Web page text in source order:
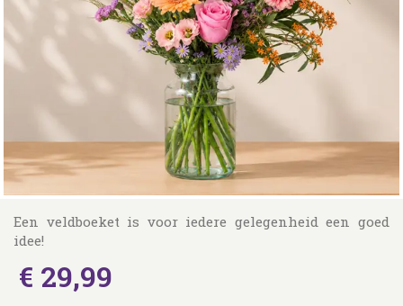
Een veldboeket is voor iedere gelegenheid een goed
idee!
€ 29,99